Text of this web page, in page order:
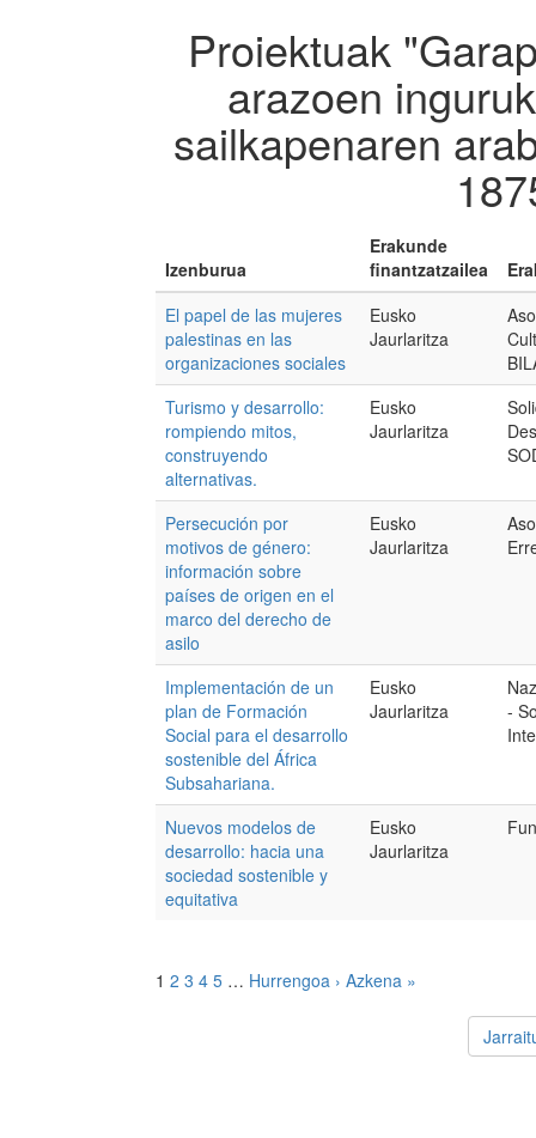
Proiektuak
arazoen
sailkapenaren
Izenburua
Erakunde
finantzatzailea
El papel de las mujeres
palestinas en las
organizaciones sociales
Eusko
Jaurlaritza
Turismo y desarrollo:
rompiendo mitos,
construyendo
alternativas.
Eusko
Jaurlaritza
Persecución por
motivos de género:
información sobre
países de origen en el
marco del derecho de
asilo
Eusko
Jaurlaritza
Implementación de un
plan de Formación
Social para el desarrollo
sostenible del África
Subsahariana.
Eusko
Jaurlaritza
-
Nuevos modelos de
desarrollo: hacia una
sociedad sostenible y
equitativa
Eusko
Jaurlaritza
1 2 3 4 5 … Hurrengoa › Azkena »